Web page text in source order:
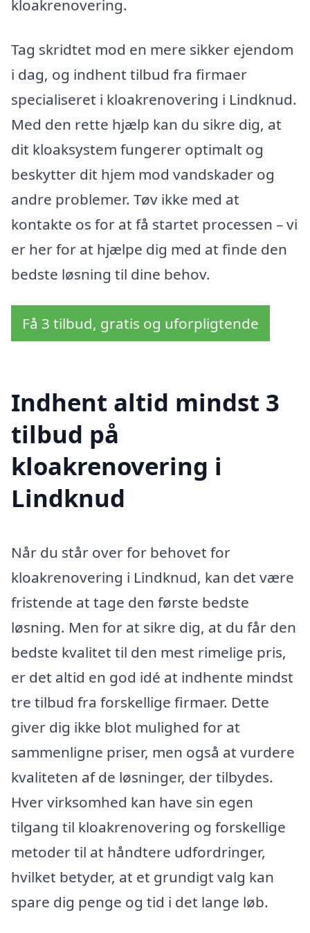
kloakrenovering.
Tag skridtet mod en mere sikker ejendom
i dag, og indhent tilbud fra firmaer
specialiseret i kloakrenovering i Lindknud.
Med den rette hjælp kan du sikre dig, at
dit kloaksystem fungerer optimalt og
beskytter dit hjem mod vandskader og
andre problemer. Tøv ikke med at
kontakte os for at få startet processen – vi
er her for at hjælpe dig med at finde den
bedste løsning til dine behov.
Få 3 tilbud, gratis og uforpligtende
Indhent altid mindst 3
tilbud på
kloakrenovering i
Lindknud
Når du står over for behovet for
kloakrenovering i Lindknud, kan det være
fristende at tage den første bedste
løsning. Men for at sikre dig, at du får den
bedste kvalitet til den mest rimelige pris,
er det altid en god idé at indhente mindst
tre tilbud fra forskellige firmaer. Dette
giver dig ikke blot mulighed for at
sammenligne priser, men også at vurdere
kvaliteten af de løsninger, der tilbydes.
Hver virksomhed kan have sin egen
tilgang til kloakrenovering og forskellige
metoder til at håndtere udfordringer,
hvilket betyder, at et grundigt valg kan
spare dig penge og tid i det lange løb.